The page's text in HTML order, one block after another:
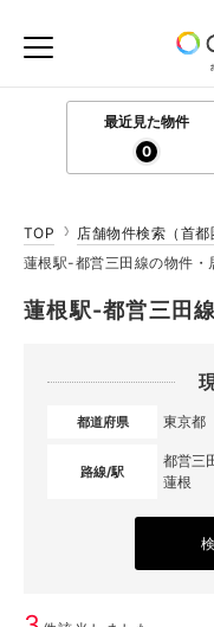
最近見た物件
0
TOP
店舗物件検索（首都
蓮根駅-都営三田線の物件・
蓮根駅-都営三田
都道府県 東京都
路線/駅
都営三
蓮根